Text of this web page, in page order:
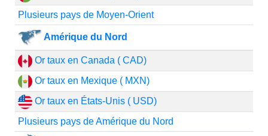
Plusieurs pays de Moyen-Orient
Amérique du Nord
Or taux en Canada ( CAD)
Or taux en Mexique ( MXN)
Or taux en États-Unis ( USD)
Plusieurs pays de Amérique du Nord